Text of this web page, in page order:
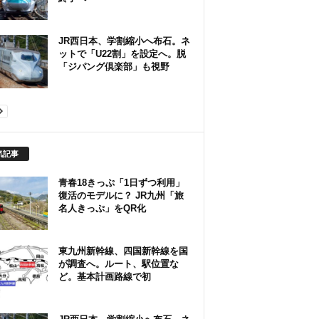
JR西日本、学割縮小へ布石。ネ
ットで「U22割」を設定へ。脱
「ジパング倶楽部」も視野
記事
青春18きっぷ「1日ずつ利用」
復活のモデルに？ JR九州「旅
名人きっぷ」をQR化
東九州新幹線、四国新幹線を国
が調査へ。ルート、駅位置な
ど。基本計画路線で初